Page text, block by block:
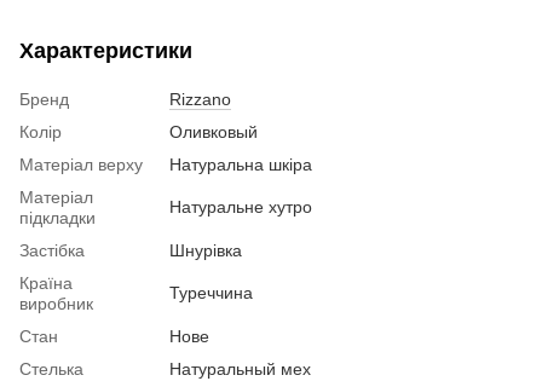
Характеристики
Бренд
Rizzano
Колір
Оливковый
Матеріал верху
Натуральна шкіра
Матеріал
підкладки
Натуральне хутро
Застібка
Шнурівка
Країна
виробник
Туреччина
Стан
Нове
Стелька
Натуральный мех